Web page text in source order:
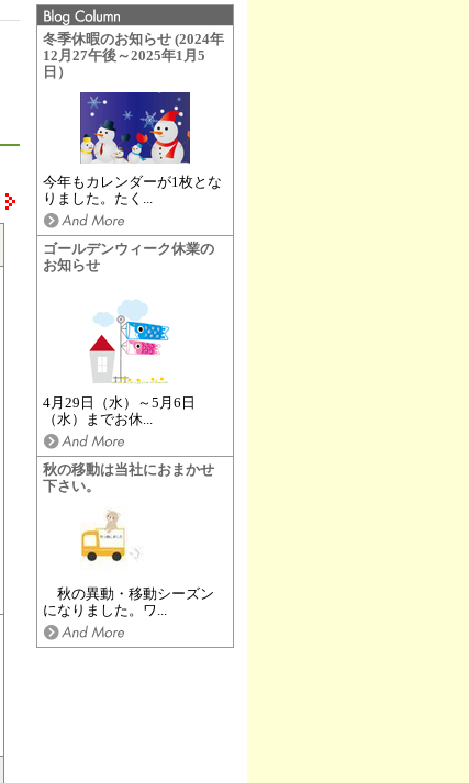
冬季休暇のお知らせ (2024年
12月27午後～2025年1月5
日）
今年もカレンダーが1枚とな
りました。たく...
ゴールデンウィーク休業の
お知らせ
4月29日（水）～5月6日
（水）までお休...
秋の移動は当社におまかせ
下さい。
秋の異動・移動シーズン
になりました。ワ...